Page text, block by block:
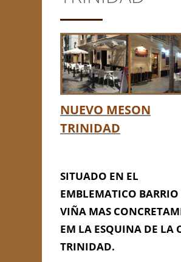
NUEVO MESON
TRINIDAD
SITUADO EN EL
EMBLEMATICO
VIÑA MAS
EM LA ESQUINA DE LA
TRINIDAD.
NUEVO MESON
TRINIDAD
This page can't load
Maps correctly.
Do you own this
website?